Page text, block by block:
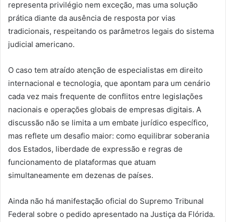
representa privilégio nem exceção, mas uma solução
prática diante da ausência de resposta por vias
tradicionais, respeitando os parâmetros legais do sistema
judicial americano.
O caso tem atraído atenção de especialistas em direito
internacional e tecnologia, que apontam para um cenário
cada vez mais frequente de conflitos entre legislações
nacionais e operações globais de empresas digitais. A
discussão não se limita a um embate jurídico específico,
mas reflete um desafio maior: como equilibrar soberania
dos Estados, liberdade de expressão e regras de
funcionamento de plataformas que atuam
simultaneamente em dezenas de países.
Ainda não há manifestação oficial do Supremo Tribunal
Federal sobre o pedido apresentado na Justiça da Flórida.